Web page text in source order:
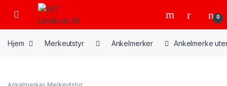
Skip to navigation
Skip to content
Open 0
Hjem Merkeutstyr Ankelmerker Ankelmerke